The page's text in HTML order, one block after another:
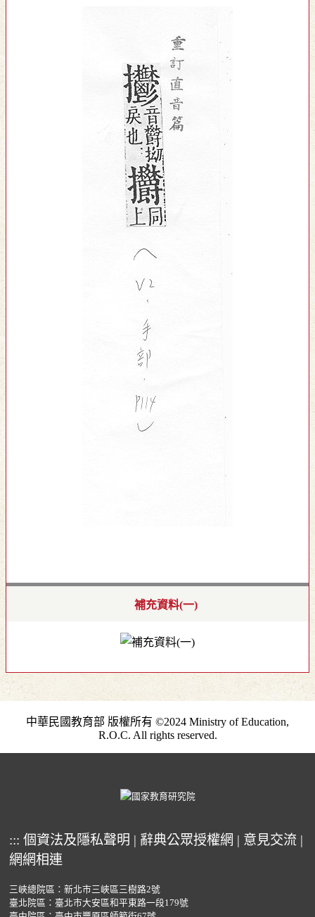
補充資料(一)
中華民國教育部 版權所有 ©2024 Ministry of Education,
R.O.C. All rights reserved.
::: 個資法及隱私聲明 | 辭典公眾授權網 | 意見交流 |
網網相連
三峽總院區：新北市三峽區三樹路2號
臺北院區：臺北市大安區和平東路一段179號